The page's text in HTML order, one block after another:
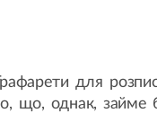
для
що, однак, займе